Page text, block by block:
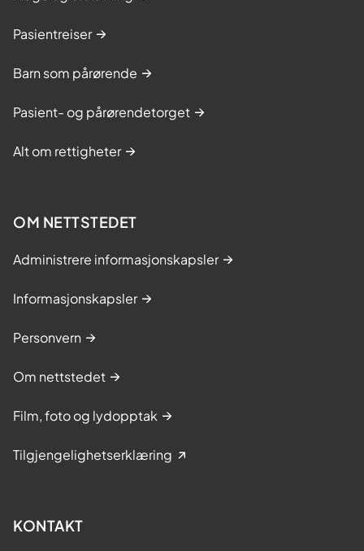
Pasientreiser
Barn som pårørende
Pasient- og pårørendetorget
Alt om rettigheter
OM NETTSTEDET
Administrere informasjonskapsler
Informasjonskapsler
Personvern
Om nettstedet
Film, foto og lydopptak
Tilgjengelighetserklæring
KONTAKT